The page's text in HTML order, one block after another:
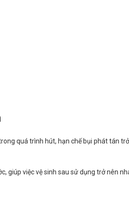
quá trình hút, hạn chế bụi phát tán
việc vệ sinh sau sử dụng trở nên